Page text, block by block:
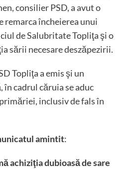
consilier PSD, a avut o
remarca încheierea unui
de Salubritate Topliţa şi o
sării necesare deszăpezirii.
Topliţa a emis şi un
în cadrul căruia se aduc
inclusiv de fals în
amintit:
achiziţia dubioasă de sare